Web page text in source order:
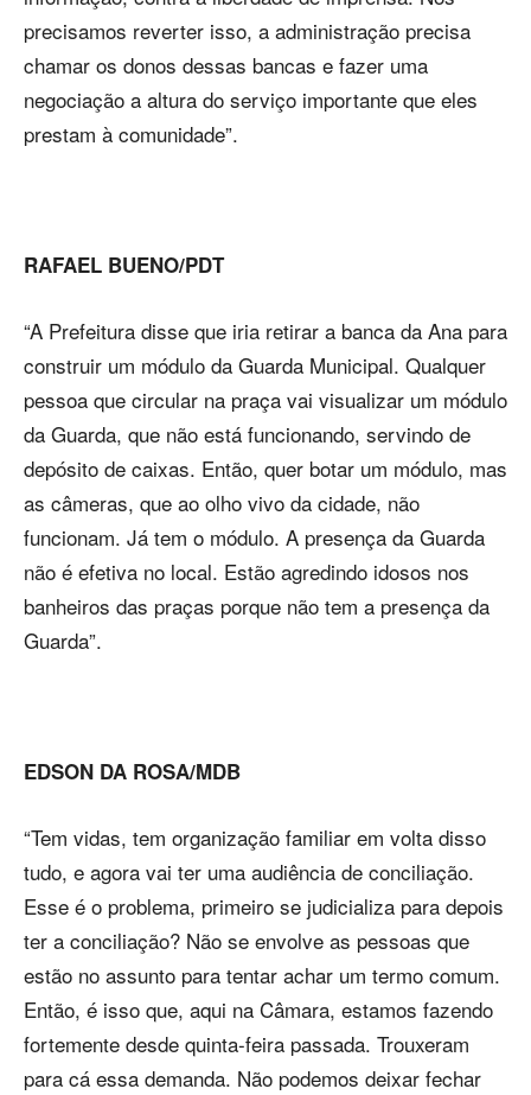
precisamos reverter isso, a administração precisa
chamar os donos dessas bancas e fazer uma
negociação a altura do serviço importante que eles
prestam à comunidade”.
RAFAEL BUENO/PDT
“A Prefeitura disse que iria retirar a banca da Ana para
construir um módulo da Guarda Municipal. Qualquer
pessoa que circular na praça vai visualizar um módulo
da Guarda, que não está funcionando, servindo de
depósito de caixas. Então, quer botar um módulo, mas
as câmeras, que ao olho vivo da cidade, não
funcionam. Já tem o módulo. A presença da Guarda
não é efetiva no local. Estão agredindo idosos nos
banheiros das praças porque não tem a presença da
Guarda”.
EDSON DA ROSA/MDB
“Tem vidas, tem organização familiar em volta disso
tudo, e agora vai ter uma audiência de conciliação.
Esse é o problema, primeiro se judicializa para depois
ter a conciliação? Não se envolve as pessoas que
estão no assunto para tentar achar um termo comum.
Então, é isso que, aqui na Câmara, estamos fazendo
fortemente desde quinta-feira passada. Trouxeram
para cá essa demanda. Não podemos deixar fechar